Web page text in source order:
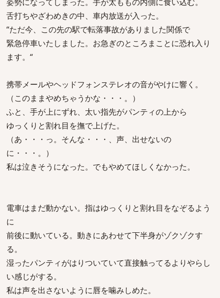
舌打ちやざわめきの中、車内放送が入った。
“ただ今、この先の駅で転落事故がありました関係で
緊急停車いたしました。お急ぎのところまことに恐れ入り
ます。“
携帯メールやヘッドフォンステレオの音がやけに響く。
（このままやめちゃうかな・・・。）
ふと、手が上にずれ、太い指先がパンティの上から
ゆっくりと割れ目を撫で上げた。
（あ・・・っ。そんな・・・、声、出せないの
に・・・。）
私は泣きそうになった。でもやめてほしくなかった。
電車はまだ動かない。指はゆっくりと割れ目をなぞるよう
に
前後に動いている。動きにあわせて下半身がゾクゾクす
る。
湿ったパンティがはりついていて直接触ってるよりやらし
い感じがする。
私は声を出さないように唇を噛みしめた。